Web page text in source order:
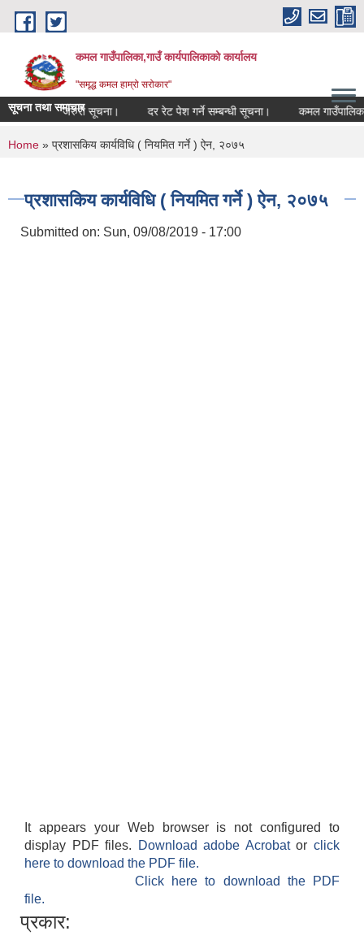
Skip to main content
कमल गाउँपालिका,गाउँ कार्यपालिकाको कार्यालय
"समृद्ध कमल हाम्रो सरोकार"
सूचना तथा समाचार
अत्यन्त जरुरी सूचना। दर रेट पेश गर्ने सम्बन्धी सूचना। कमल
You are here
Home » प्रशासकिय कार्यविधि ( नियमित गर्ने ) ऐन, २०७५
प्रशासकिय कार्यविधि ( नियमित गर्ने ) ऐन, २०७५
Submitted on: Sun, 09/08/2019 - 17:00
It appears your Web browser is not configured to
display PDF files.
Download adobe Acrobatorclick
here to download the PDF file.
Click here to download the PDF
file.
प्रकार: